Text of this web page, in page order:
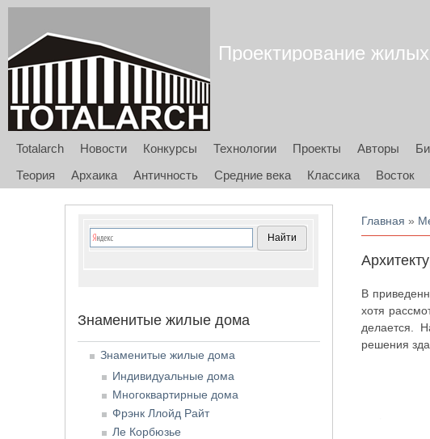
Проектирование
Totalarch Новости Конкурсы Технологии Проекты Авторы
Теория
Архаика Античность Средние века Классика Восток
Вы здесь
Главная »
В
хотя
делается.
решения
Знаменитые жилые дома
Знаменитые жилые дома
Индивидуальные дома
Многоквартирные дома
Фрэнк Ллойд Райт
Ле Корбюзье